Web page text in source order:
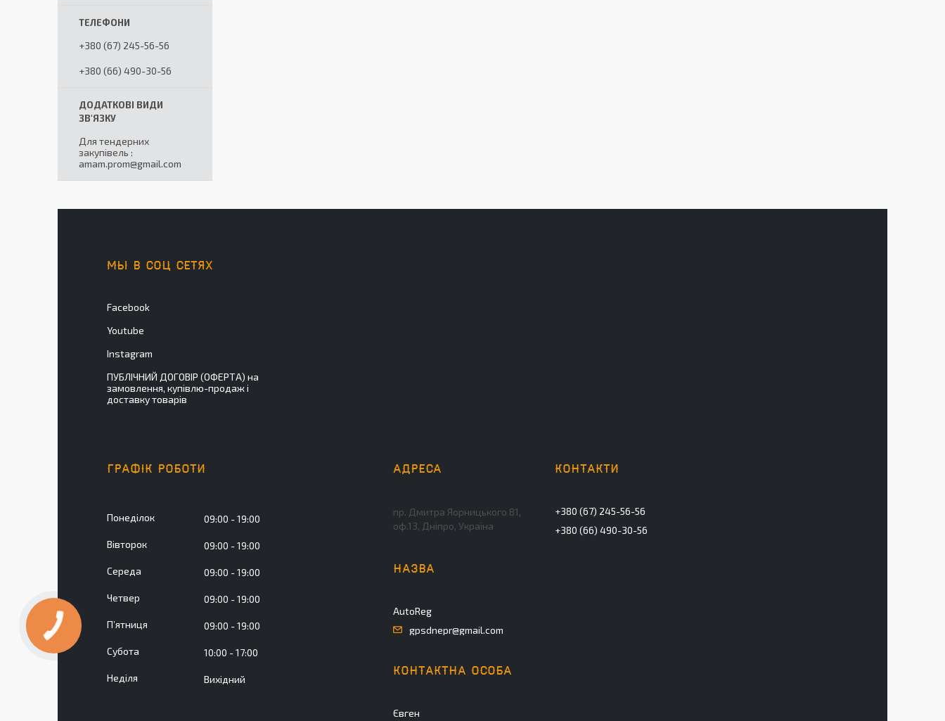
+380 (67) 245-56-56
+380 (66) 490-30-56
Для тендерних
закупівель
amam.prom@gmail.com
МЫ В СОЦ СЕТЯХ
Facebook
Youtube
Instagram
ПУБЛІЧНИЙ ДОГОВІР (ОФЕРТА) на
замовлення, купівлю-продаж і
доставку товарів
ГРАФІК РОБОТИ
Понеділок 09:00 19:00
Вівторок 09:00 19:00
Середа 09:00 19:00
Четвер 09:00 19:00
Пʼятниця 09:00 19:00
Субота 10:00 17:00
Неділя Вихідний
пр. Дмитра Яорницького 81,
оф.13, Дніпро, Україна
AutoReg
gpsdnepr@gmail.com
Євген
+380 (67) 245-56-56
+380 (66) 490-30-56